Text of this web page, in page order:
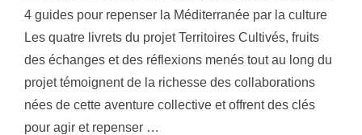
4 guides pour repenser la Méditerranée par la culture
Les quatre livrets du projet Territoires Cultivés, fruits
des échanges et des réflexions menés tout au long du
projet témoignent de la richesse des collaborations
nées de cette aventure collective et offrent des clés
pour agir et repenser …